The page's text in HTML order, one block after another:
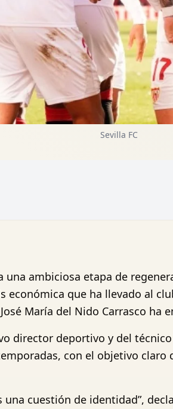
Sevilla FC
una ambiciosa etapa de
que ha llevado al
María del Nido Carrasco
director deportivo y del
con el objetivo
cuestión de identidad”,